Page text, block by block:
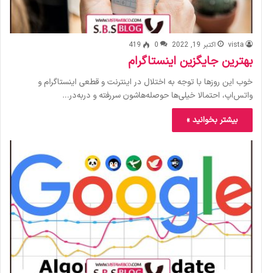
vista اکتبر 19, 2022 0
419
بهترین جایگزین اینستاگرام
خوب این روزها با توجه به اختلال در اینترنت و قطعی اینستاگرام و
واتس‌اپ، احتمالا خیلی‌ها حوصله‌هاشون سررفته و دربه‌در…
بیشتر بخوانید »